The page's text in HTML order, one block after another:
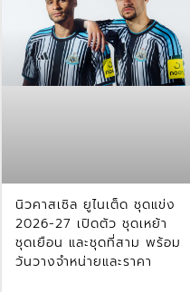
นิวคาสเซิล ยูไนเต็ด ชุดแข่ง
2026-27 เปิดตัว ชุดเหย้า
ชุดเยือน และชุดที่สาม พร้อม
วันวางจำหน่ายและราคา